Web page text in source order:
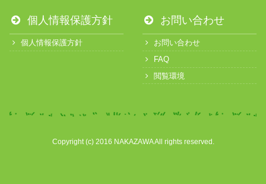
個人情報保護方針
個人情報保護方針
お問い合わせ
お問い合わせ
FAQ
閲覧環境
Copyright (c) 2016 NAKAZAWA All rights reserved.